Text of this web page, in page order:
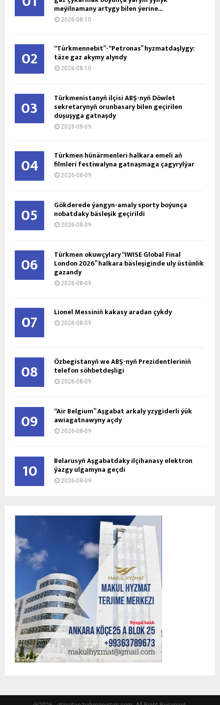
06 Türkmen okuwçylary “IWISE Global Final
London 2026” halkara bäsleşiginde uly üstünlik
gazandy
07 Lionel Messiniň kakasy aradan çykdy
08 Özbegistanyň we ABŞ-nyň Prezidentleriniň
telefon söhbetdeşligi
09 “Air Belgium” Aşgabat arkaly yzygiderli ýük
awiagatnawyny açdy
10 Belarusyň Aşgabatdaky ilçihanasy elektron
ýazgy ulgamyna geçdi
@2026 - atavatan-turkmenistan.com. All Right Reserved.